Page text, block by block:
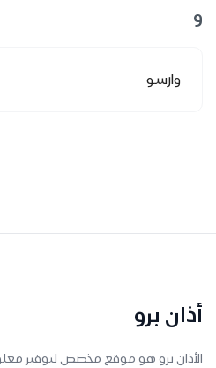
و
وارسو
أذان برو
الأذان برو هو موقع مخصص لتوفير